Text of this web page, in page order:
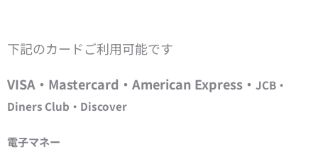
下記のカードご利用可能です
VISA・Mastercard・American Express・ JCB・
Diners Club・Discover
電子マネー